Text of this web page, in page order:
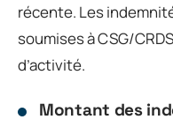
récente. Les
soumises à CSG/
d’activité.
Montant des